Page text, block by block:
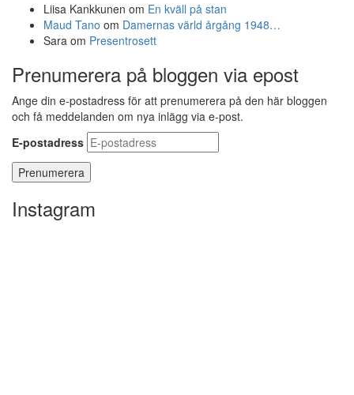
Liisa Kankkunen om En kväll på stan
Maud Tano om Damernas värld årgång 1948…
Sara om Presentrosett
Prenumerera på bloggen via epost
Ange din e-postadress för att prenumerera på den här bloggen
och få meddelanden om nya inlägg via e-post.
E-postadress
Instagram